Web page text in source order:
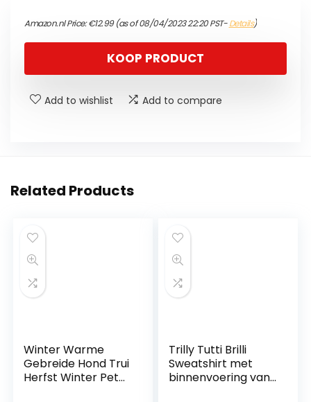
Amazon.nl Price:€12.99(as of 08/04/2023 22:20 PST-Details)
KOOP PRODUCT
Add to wishlist Add to compare
Related Products
Winter Warme
Gebreide Hond Trui
Herfst Winter Pet
Trilly Tutti Brilli
Sweatshirt met
binnenvoering van